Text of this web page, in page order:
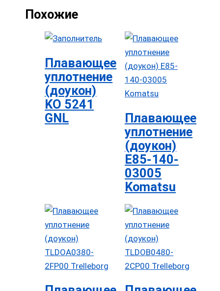
Похожие
Плавающее
уплотнение
(доукон)
KO 5241
GNL
Плавающее
уплотнение
(доукон)
E85-140-
03005
Komatsu